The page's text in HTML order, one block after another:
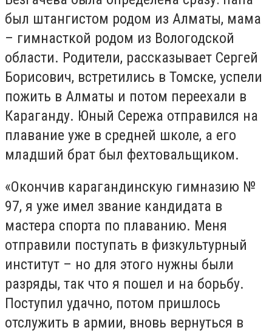
был штангистом родом из Алматы, мама
– гимнасткой родом из Вологодской
области. Родители, рассказывает Сергей
Борисович, встретились в Томске, успели
пожить в Алматы и потом переехали в
Караганду. Юный Сережа отправился на
плавание уже в средней школе, а его
младший брат был фехтовальщиком.
«Окончив карагандинскую гимназию №
97, я уже имел звание кандидата в
мастера спорта по плаванию. Меня
отправили поступать в физкультурный
институт – но для этого нужны были
разряды, так что я пошел и на борьбу.
Поступил удачно, потом пришлось
отслужить в армии, вновь вернуться в